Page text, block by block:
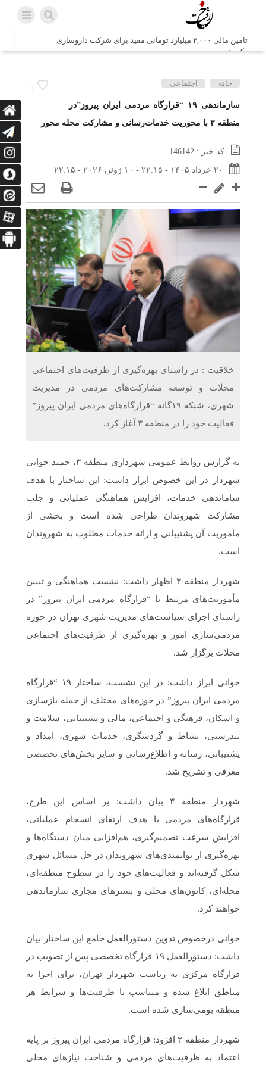
تامین مالی ۳,۰۰۰ میلیارد تومانی مفید برای شرکت داروسازی
دکتر عبیدی
شش وزیر کابینه پاکستان با حضور در سفارت ایران در اسلام
اتابک: ظرفیت های جدید همکاری‌های تجاری ایران و پاکستان با
محوریت بخش خصوصی فعال می‌شود
در مسیر جا‌مانده‌ها، دل‌ها به کربلا رسیده است
وزیر صمت خواستار پیگیری کانتینرهای ایرانی در بندر کراچی
شد / تجارت ۱۰ میلیارد دلاری ایران و پاکستان
هدیه ویژه همراهی اربعین شرکت مخابرات ایران؛ «نگارا»
ارتباط زائران را آسان‌تر می‌کند
زائران اربعین با کد ملی، خط تلفن ثابت رایگان با تلفن همراه
دریافت می‌کنند
غرفه‌های «نگارا» در مرزهای اربعین آماده خدمت‌رسانی به
زائران هستند
1
خانه اجتماعی
سازماندهی ۱۹ “قرارگاه مردمی ایران پیروز”در
منطقه ۳ با محوریت خدمات‌رسانی و مشارکت محله‌ محور
کد خبر : 146142
۲۰ خرداد ۱۴۰۵ - ۲۲:۱۵ - ۱۰ ژوئن ۲۰۲۶ - ۲۲:۱۵
خلاقیت : در راستای بهره‌گیری از ظرفیت‌های اجتماعی
محلات و توسعه مشارکت‌های مردمی در مدیریت
شهری، شبکه ۱۹گانه “قرارگاه‌های مردمی ایران پیروز”
فعالیت خود را در منطقه ۳ آغاز کرد.
به گزارش روابط عمومی شهرداری منطقه ۳، حمید جوانی
شهردار در این خصوص ابراز داشت: این ساختار با هدف
ساماندهی خدمات، افزایش هماهنگی عملیاتی و جلب
مشارکت شهروندان طراحی شده است و بخشی از
مأموریت آن پشتیبانی و ارائه خدمات مطلوب به شهروندان
است.
شهردار منطقه ۳ اظهار داشت: نشست‌ هماهنگی و تبیین
مأموریت‌های مرتبط با “قرارگاه مردمی ایران پیروز” در
راستای اجرای سیاست‌های مدیریت شهری تهران در حوزه
مردمی‌سازی امور و بهره‌گیری از ظرفیت‌های اجتماعی
محلات برگزار شد.
جوانی ابراز داشت: در این نشست‌، ساختار ۱۹ “قرارگاه
مردمی ایران پیروز” در حوزه‌های مختلف از جمله بازسازی
و اسکان، فرهنگی و اجتماعی، مالی و پشتیبانی، سلامت و
تندرستی، نشاط و گردشگری، خدمات شهری، امداد و
پشتیبانی، رسانه و اطلاع‌رسانی و سایر بخش‌های تخصصی
معرفی و تشریح شد.
شهردار منطقه ۳ بیان داشت: بر اساس این طرح،
قرارگاه‌های مردمی با هدف ارتقای انسجام عملیاتی،
افزایش سرعت تصمیم‌گیری، هم‌افزایی میان دستگاه‌ها و
بهره‌گیری از توانمندی‌های شهروندان در حل مسائل شهری
شکل گرفته‌اند و فعالیت‌های خود را در سطوح منطقه‌ای،
محله‌ای، کانون‌های محلی و بسترهای مجازی سازماندهی
خواهند کرد.
جوانی درخصوص تدوین دستورالعمل جامع این ساختار بیان
داشت: دستورالعمل ۱۹ قرارگاه تخصصی پس از تصویب در
قرارگاه مرکزی به ریاست شهردار تهران، برای اجرا به
مناطق ابلاغ شده و متناسب با ظرفیت‌ها و شرایط هر
منطقه بومی‌سازی شده است.
شهردار منطقه ۳ افزود: قرارگاه مردمی ایران پیروز بر پایه
اعتماد به ظرفیت‌های مردمی و شناخت نیازهای محلی